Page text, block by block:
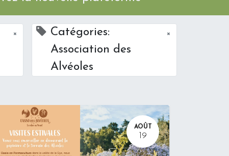
×
Catégories:
Association des
Alvéoles
×
AOÛT
19